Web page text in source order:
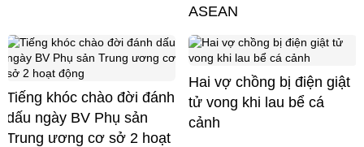
ASEAN
Tiếng khóc chào đời đánh
dấu ngày BV Phụ sản
Trung ương cơ sở 2 hoạt
Hai vợ chồng bị điện giật
tử vong khi lau bể cá
cảnh